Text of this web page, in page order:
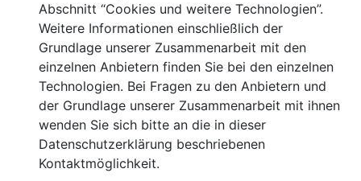
Abschnitt “Cookies und weitere Technologien”.
Weitere Informationen einschließlich der
Grundlage unserer Zusammenarbeit mit den
einzelnen Anbietern finden Sie bei den einzelnen
Technologien. Bei Fragen zu den Anbietern und
der Grundlage unserer Zusammenarbeit mit ihnen
wenden Sie sich bitte an die in dieser
Datenschutzerklärung beschriebenen
Kontaktmöglichkeit.